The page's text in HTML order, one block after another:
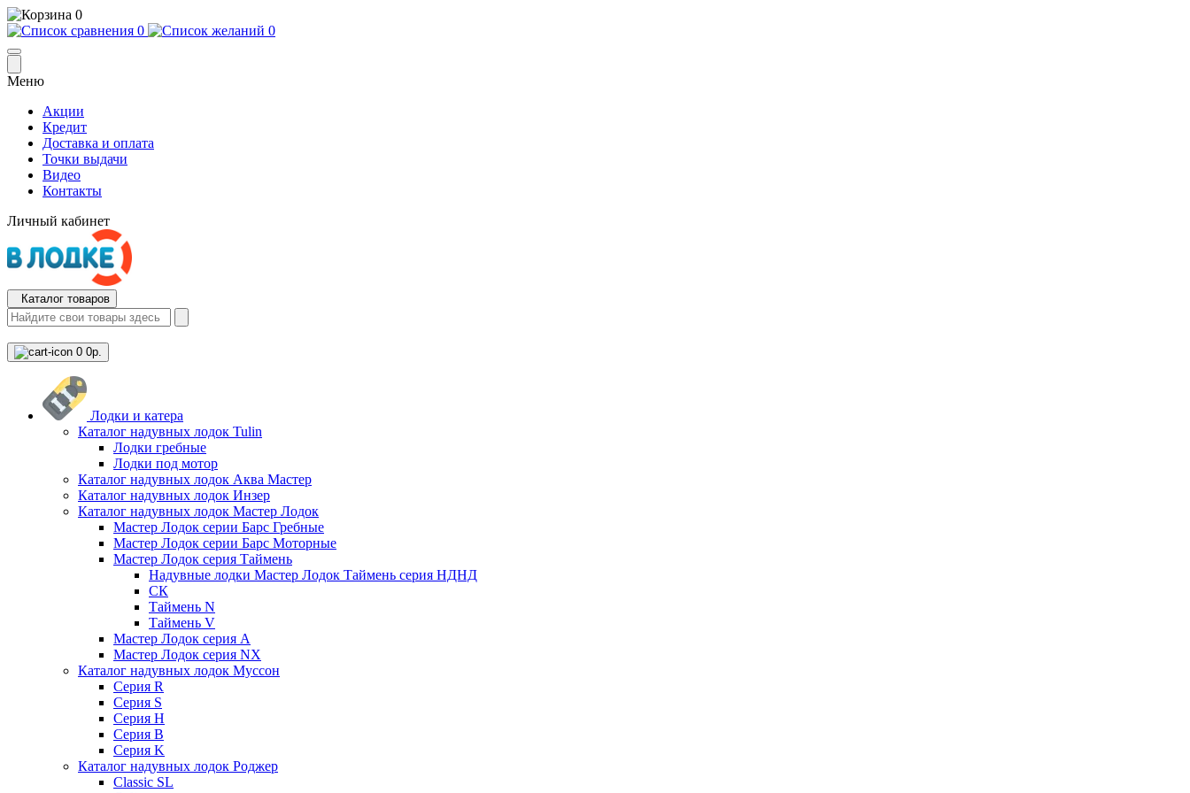
0
0
0
Меню
Акции
Кредит
Доставка и оплата
Точки выдачи
Видео
Контакты
Личный кабинет
Каталог товаров
0 0р.
Лодки и катера
Каталог надувных лодок Tulin
Лодки гребные
Лодки под мотор
Каталог надувных лодок Аква Мастер
Каталог надувных лодок Инзер
Каталог надувных лодок Мастер Лодок
Мастер Лодок серии Барс Гребные
Мастер Лодок серии Барс Моторные
Мастер Лодок серия Таймень
Надувные лодки Мастер Лодок Таймень серия НДНД
СК
Таймень N
Таймень V
Мастер Лодок серия А
Мастер Лодок серия NX
Каталог надувных лодок Муссон
Серия R
Серия S
Серия H
Серия B
Серия K
Каталог надувных лодок Роджер
Classic SL